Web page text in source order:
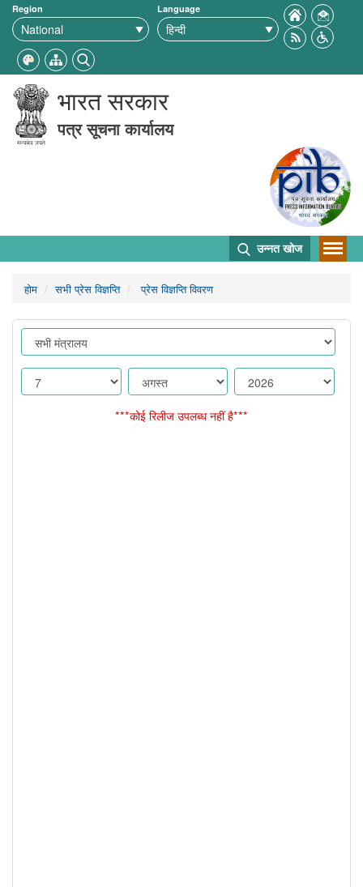
Region Language
भारत सरकार
पत्र सूचना कार्यालय
उन्नत खोज
होम सभी प्रेस विज्ञप्ति प्रेस विज्ञप्ति विवरण
***कोई रिलीज उपलब्ध नहीं है***